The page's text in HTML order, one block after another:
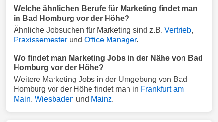
Welche ähnlichen Berufe für Marketing findet man
in Bad Homburg vor der Höhe?
Ähnliche Jobsuchen für Marketing sind z.B. Vertrieb,
Praxissemester und Office Manager.
Wo findet man Marketing Jobs in der Nähe von Bad
Homburg vor der Höhe?
Weitere Marketing Jobs in der Umgebung von Bad
Homburg vor der Höhe findet man in Frankfurt am
Main, Wiesbaden und Mainz.